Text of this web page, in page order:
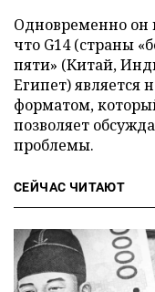
Одновременно он
что G14 (страны
пяти» (Китай,
Египет) является
форматом,
позволяет
проблемы.
СЕЙЧАС ЧИТАЮТ